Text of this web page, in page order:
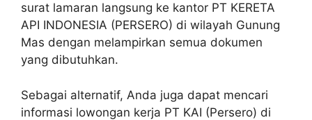
surat lamaran langsung ke kantor PT KERETA
API INDONESIA (PERSERO) di wilayah Gunung
Mas dengan melampirkan semua dokumen
yang dibutuhkan.
Sebagai alternatif, Anda juga dapat mencari
informasi lowongan kerja PT KAI (Persero) di